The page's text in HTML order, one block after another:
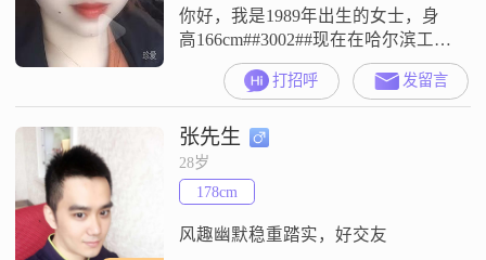
你好，我是1989年出生的女士，身
高166cm##3002##现在在哈尔滨工作
生活##3002##我的学历是高中及以
下，目前的月收入在3000元以下
##3002##关于我的性格，我是一个
温柔体贴的人，平时对待身边的人
会比较细心##3002##同时我也比较
独立自信，有自己的想法，能够独
立处理生活中的事情##3002##在
打招呼 发留言
张先生
28岁
178cm
风趣幽默稳重踏实，好交友